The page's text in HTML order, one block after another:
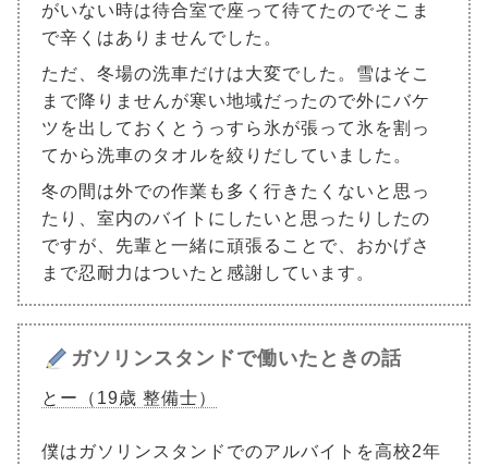
がいない時は待合室で座って待てたのでそこま
で辛くはありませんでした。
ただ、冬場の洗車だけは大変でした。雪はそこ
まで降りませんが寒い地域だったので外にバケ
ツを出しておくとうっすら氷が張って氷を割っ
てから洗車のタオルを絞りだしていました。
冬の間は外での作業も多く行きたくないと思っ
たり、室内のバイトにしたいと思ったりしたの
ですが、先輩と一緒に頑張ることで、おかげさ
まで忍耐力はついたと感謝しています。
ガソリンスタンドで働いたときの話
とー（19歳 整備士）
僕はガソリンスタンドでのアルバイトを高校2年